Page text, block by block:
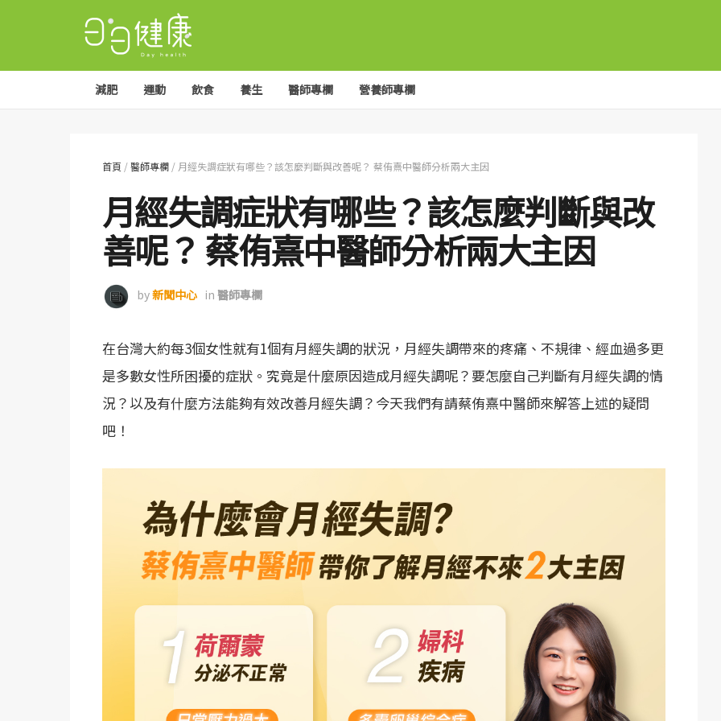
減肥 運動 飲食 養生 醫師專欄 營養師專欄
首頁 /醫師專欄 / 月經失調症狀有哪些？該怎麼判斷與改善呢？ 蔡侑熹中醫師分析兩大主因
月經失調症狀有哪些？該怎麼判斷與改
善呢？ 蔡侑熹中醫師分析兩大主因
by新聞中心 in 醫師專欄
在台灣大約每3個女性就有1個有月經失調的狀況，月經失調帶來的疼痛、不規律、經血過多更
是多數女性所困擾的症狀。究竟是什麼原因造成月經失調呢？要怎麼自己判斷有月經失調的情
況？以及有什麼方法能夠有效改善月經失調？今天我們有請蔡侑熹中醫師來解答上述的疑問
吧！